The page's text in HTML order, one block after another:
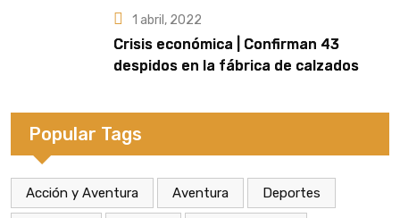
1 abril, 2022
Crisis económica | Confirman 43
despidos en la fábrica de calzados
Popular Tags
Acción y Aventura Aventura Deportes